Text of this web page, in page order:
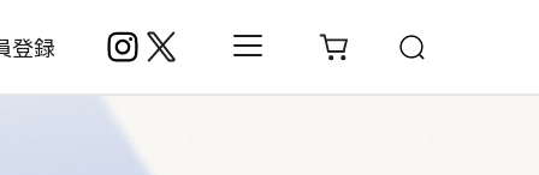
登録